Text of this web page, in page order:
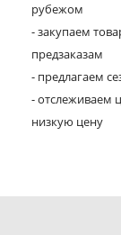
рубежом
- закупаем
предзаказам
- предлагаем
- отслеживаем
низкую цену